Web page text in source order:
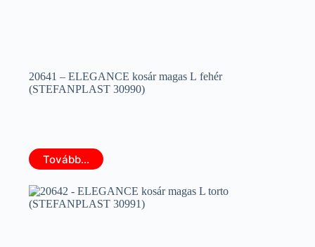
20641 – ELEGANCE kosár magas L fehér
(STEFANPLAST 30990)
Tovább...